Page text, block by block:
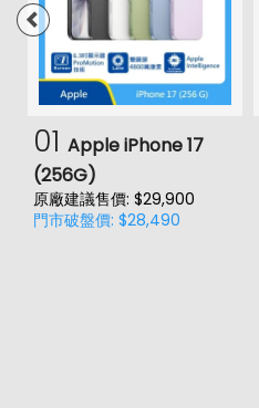
01 Apple iPhone 17
(256G)
原廠建議售價: $29,900
門市破盤價: $28,490